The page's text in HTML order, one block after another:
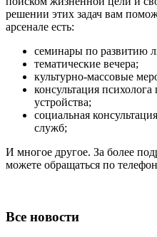
решении этих задач вам
арсенале есть:
семинары по развитию
тематические вечера;
культурно-массовые
консультация
устройства;
социальная
служб;
И многое другое. За более
можете обращаться по
Все новости